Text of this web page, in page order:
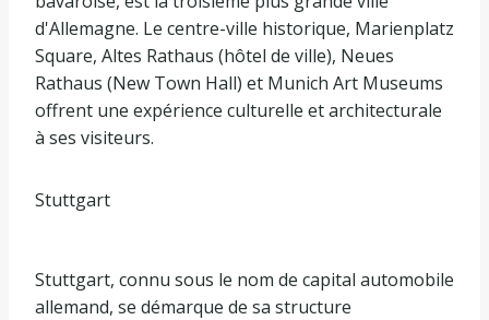
d'Allemagne. Le centre-ville historique, Marienplatz
Square, Altes Rathaus (hôtel de ville), Neues
Rathaus (New Town Hall) et Munich Art Museums
offrent une expérience culturelle et architecturale
à ses visiteurs.
Stuttgart
Stuttgart, connu sous le nom de capital automobile
allemand, se démarque de sa structure